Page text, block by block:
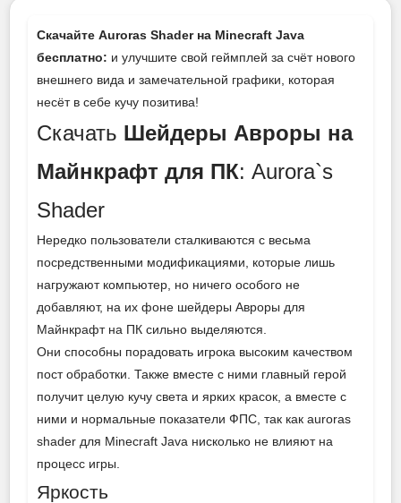
Скачайте Auroras Shader на Minecraft Java
бесплатно: и улучшите свой геймплей за счёт нового
внешнего вида и замечательной графики, которая
несёт в себе кучу позитива!
Скачать Шейдеры Авроры на
Майнкрафт для ПК: Aurora`s
Shader
Нередко пользователи сталкиваются с весьма
посредственными модификациями, которые лишь
нагружают компьютер, но ничего особого не
добавляют, на их фоне шейдеры Авроры для
Майнкрафт на ПК сильно выделяются.
Они способны порадовать игрока высоким качеством
пост обработки. Также вместе с ними главный герой
получит целую кучу света и ярких красок, а вместе с
ними и нормальные показатели ФПС, так как auroras
shader для Minecraft Java нисколько не влияют на
процесс игры.
Яркость